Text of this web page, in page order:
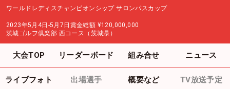
ワールドレディスチャンピオンシップ サロンパスカップ
2023年5月4日-5月7日 賞金総額 ¥120,000,000
茨城ゴルフ倶楽部 西コース（茨城県）
大会TOP リーダーボード 組み合せ ニュース
ライブフォト 出場選手 概要など TV放送予定